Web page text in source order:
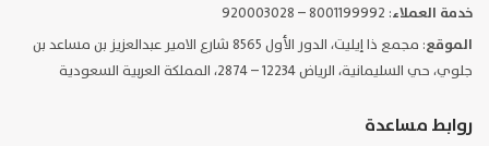
خدمة العملاء: 8001199992 – 920003028
الموقع
: مجمع ذا إيليت، الدور الأول 8565 شارع الامير عبدالعزيز بن مساعد بن
جلوي، حي السليمانية، الرياض 12234 – 2874، المملكة العربية السعودية
روابط مساعدة